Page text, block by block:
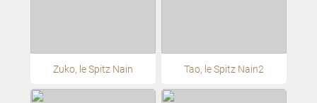
Zuko, le Spitz Nain Tao, le Spitz Nain2